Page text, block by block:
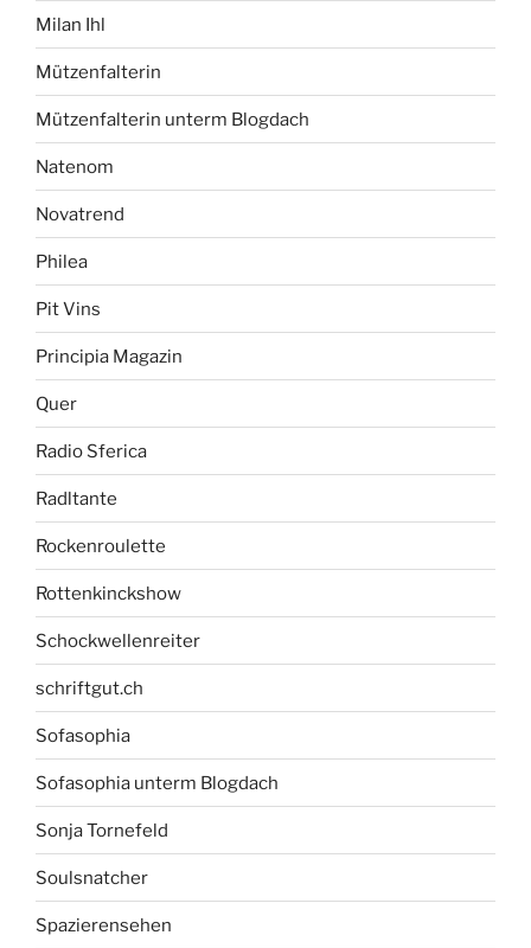
Milan Ihl
Mützenfalterin
Mützenfalterin unterm Blogdach
Natenom
Novatrend
Philea
Pit Vins
Principia Magazin
Quer
Radio Sferica
Radltante
Rockenroulette
Rottenkinckshow
Schockwellenreiter
schriftgut.ch
Sofasophia
Sofasophia unterm Blogdach
Sonja Tornefeld
Soulsnatcher
Spazierensehen